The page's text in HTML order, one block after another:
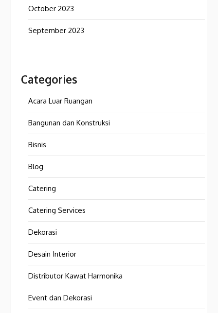
October 2023
September 2023
Categories
Acara Luar Ruangan
Bangunan dan Konstruksi
Bisnis
Blog
Catering
Catering Services
Dekorasi
Desain Interior
Distributor Kawat Harmonika
Event dan Dekorasi